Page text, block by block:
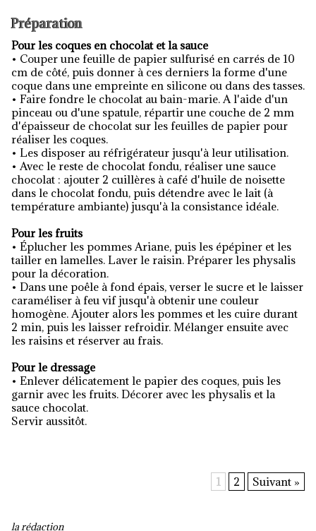
Préparation
Pour les coques en chocolat et la sauce
• Couper une feuille de papier sulfurisé en carrés de 10
cm de côté, puis donner à ces derniers la forme d'une
coque dans une empreinte en silicone ou dans des tasses.
• Faire fondre le chocolat au bain-marie. A l'aide d'un
pinceau ou d'une spatule, répartir une couche de 2 mm
d'épaisseur de chocolat sur les feuilles de papier pour
réaliser les coques.
• Les disposer au réfrigérateur jusqu'à leur utilisation.
• Avec le reste de chocolat fondu, réaliser une sauce
chocolat : ajouter 2 cuillères à café d'huile de noisette
dans le chocolat fondu, puis détendre avec le lait (à
température ambiante) jusqu'à la consistance idéale.
Pour les fruits
• Éplucher les pommes Ariane, puis les épépiner et les
tailler en lamelles. Laver le raisin. Préparer les physalis
pour la décoration.
• Dans une poêle à fond épais, verser le sucre et le laisser
caraméliser à feu vif jusqu'à obtenir une couleur
homogène. Ajouter alors les pommes et les cuire durant
2 min, puis les laisser refroidir. Mélanger ensuite avec
les raisins et réserver au frais.
Pour le dressage
• Enlever délicatement le papier des coques, puis les
garnir avec les fruits. Décorer avec les physalis et la
sauce chocolat.
Servir aussitôt.
1 2 Suivant »
la rédaction